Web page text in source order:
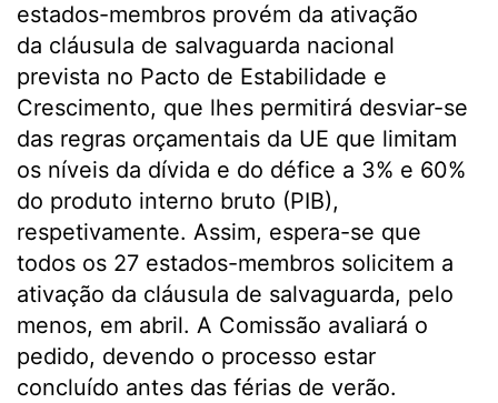
estados-membros provém da ativação
da cláusula de salvaguarda nacional
prevista no Pacto de Estabilidade e
Crescimento, que lhes permitirá desviar-se
das regras orçamentais da UE que limitam
os níveis da dívida e do défice a 3% e 60%
do produto interno bruto (PIB),
respetivamente. Assim, espera-se que
todos os 27 estados-membros solicitem a
ativação da cláusula de salvaguarda, pelo
menos, em abril. A Comissão avaliará o
pedido, devendo o processo estar
concluído antes das férias de verão.